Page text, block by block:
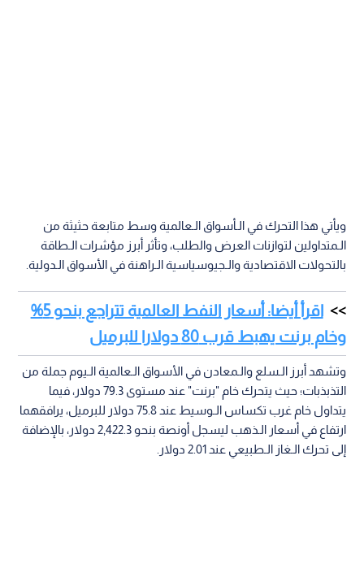
ويأتي هذا التحرك في الـأسواق الـعالمية وسط متابعة حثيثة من
الـمتداولين لتوازنات العرض والطلب، وتأثر أبرز مؤشرات الـطاقة
بالتحولات الاقتصادية والـجيوسياسية الـراهنة في الأسواق الـدولية.
اقرأ أيضا: أسعار النفط العالمية تتراجع بنحو 5%
وخام برنت يهبط قرب 80 دولارا للبرميل
وتشهد أبرز الـسلع والـمعادن في الأسواق الـعالمية الـيوم جملة من
التذبذبات؛ حيث يتحرك خام "برنت" عند مستوى 79.3 دولار، فيما
يتداول خام غرب تكساس الـوسيط عند 75.8 دولار للبرميل، يرافقهما
ارتفاع في أسعار الـذهب ليسجل أونصة بنحو 2,422.3 دولار، بالإضافة
إلى تحرك الـغاز الـطبيعي عند 2.01 دولار.